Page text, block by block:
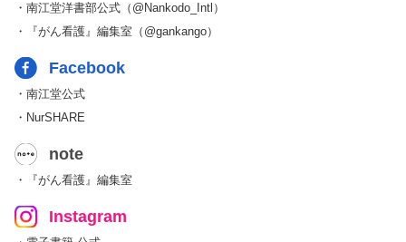
・南江堂洋書部公式（@Nankodo_Intl）
・『がん看護』編集室（@gankango）
Facebook
・南江堂公式
・NurSHARE
note
・『がん看護』編集室
Instagram